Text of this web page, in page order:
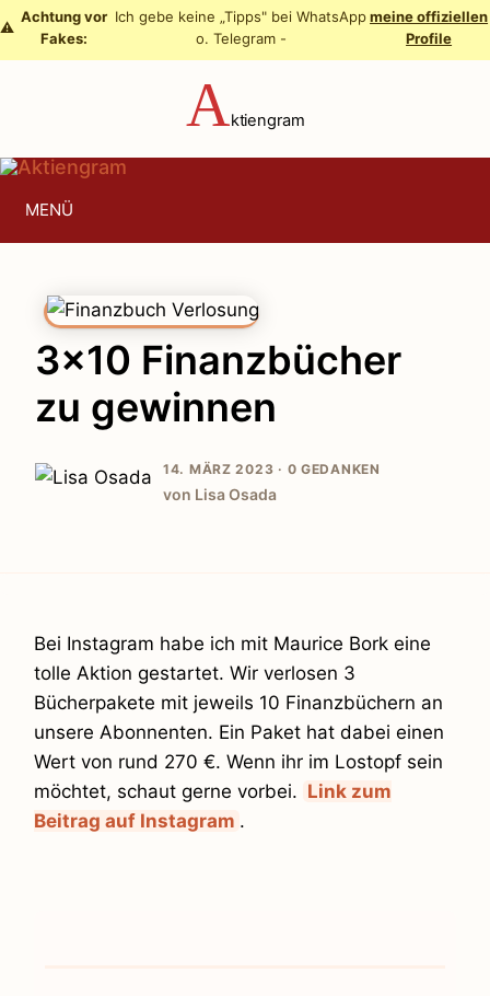
Zum
Inhalt
⚠️
Achtung vor
Fakes:
Ich gebe keine „Tipps" bei WhatsApp
o. Telegram -
meine offiziellen
Profile
Aktiengram
MENÜ
3×10 Finanzbücher
zu gewinnen
14. MÄRZ 2023 · 0 GEDANKEN
von Lisa Osada
Bei Instagram habe ich mit Maurice Bork eine
tolle Aktion gestartet. Wir verlosen 3
Bücherpakete mit jeweils 10 Finanzbüchern an
unsere Abonnenten. Ein Paket hat dabei einen
Wert von rund 270 €. Wenn ihr im Lostopf sein
möchtet, schaut gerne vorbei. Link zum
Beitrag auf Instagram .